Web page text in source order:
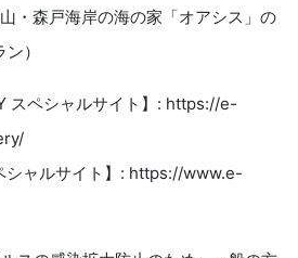
・森戸海岸の海の家「オアシス」の
）
スペシャルサイト】: https://e-
シャルサイト】: https://www.e-